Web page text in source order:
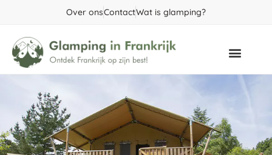
Over onsContactWat is glamping?